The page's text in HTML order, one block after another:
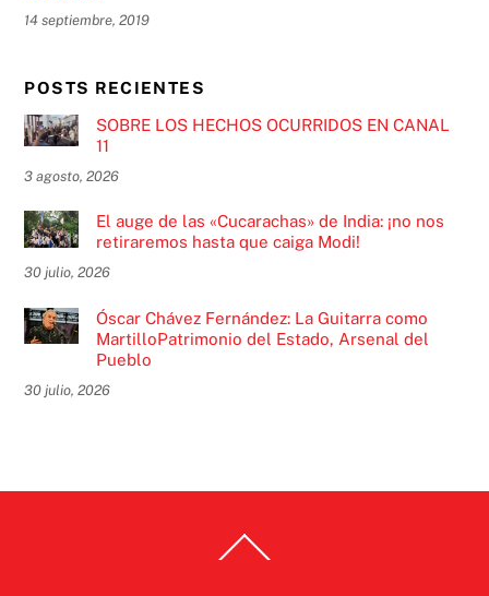
14 septiembre, 2019
POSTS RECIENTES
SOBRE LOS HECHOS OCURRIDOS EN CANAL
11
3 agosto, 2026
El auge de las «Cucarachas» de India: ¡no nos
retiraremos hasta que caiga Modi!
30 julio, 2026
Óscar Chávez Fernández: La Guitarra como
MartilloPatrimonio del Estado, Arsenal del
Pueblo
30 julio, 2026
To